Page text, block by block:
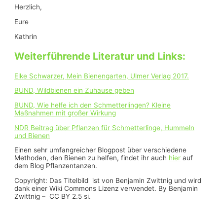
Herzlich,
Eure
Kathrin
Weiterführende Literatur und Links:
Elke Schwarzer, Mein Bienengarten, Ulmer Verlag 2017.
BUND, Wildbienen ein Zuhause geben
BUND, Wie helfe ich den Schmetterlingen? Kleine
Maßnahmen mit großer Wirkung
NDR Beitrag über Pflanzen für Schmetterlinge, Hummeln
und Bienen
Einen sehr umfangreicher Blogpost über verschiedene
Methoden, den Bienen zu helfen, findet ihr auch hier auf
dem Blog Pflanzentanzen.
Copyright: Das Titelbild ist von Benjamin Zwittnig und wird
dank einer Wiki Commons Lizenz verwendet. By Benjamin
Zwittnig – CC BY 2.5 si.